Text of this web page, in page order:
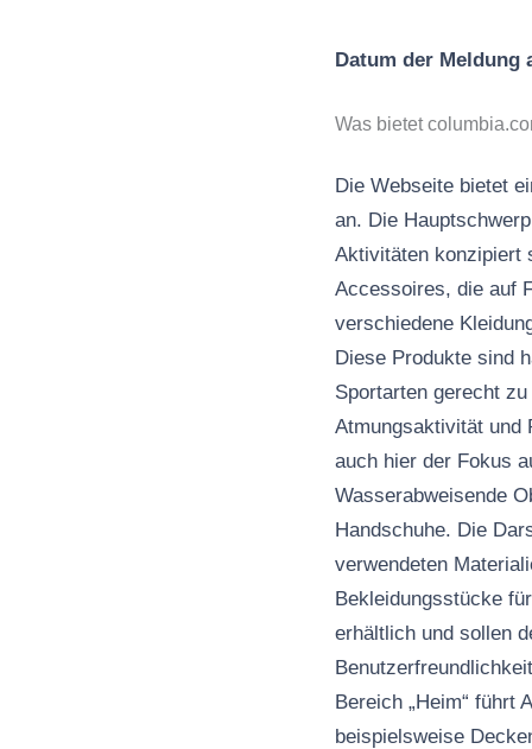
Datum der Meldung
Was bietet
Die Webseite bietet
an. Die
Aktivitäten konzipiert
Accessoires, die auf
verschiedene
Diese Produkte sind
Sportarten gerecht
Atmungsaktivität und
auch hier der Fokus
Wasserabweisende
Handschuhe. Die
verwendeten
Bekleidungsstücke
erhältlich und sollen
Bereich „Heim“ führt
beispielsweise